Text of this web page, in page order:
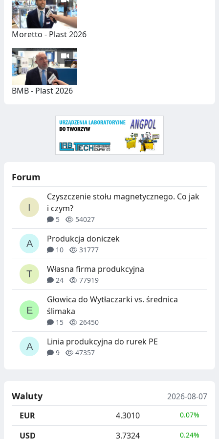
Y
C
H
Moretto - Plast 2026
BMB - Plast 2026
Forum
Czyszczenie stołu magnetycznego. Co jak
i czym?
5 54027
Produkcja doniczek
10 31777
Własna firma produkcyjna
24 77919
Głowica do Wytłaczarki vs. średnica
ślimaka
15 26450
Linia produkcyjna do rurek PE
9 47357
Waluty
2026-08-07
EUR
4.3010 0.07%
USD 3.7324 0.24%